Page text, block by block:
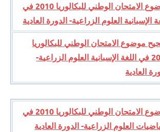
موضوع الامتحان الوطني للبكالوريا 2010 في
الإسبانية العلوم الزراعية- الدورة العادية
موضوع الامتحان الوطني للبكالوريا
2010 في اللغة الإسبانية العلوم الزراعية-
العادية
موضوع الامتحان الوطني للبكالوريا 2010 في
العلوم الزراعية- الدورة العادية